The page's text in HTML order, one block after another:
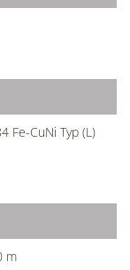
Fe-CuNi Typ (L)
m